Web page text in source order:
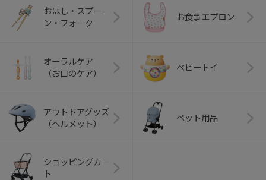
おはし・スプー
ン・フォーク
お食事エプロン
オーラルケア
（お口のケア）
ベビートイ
アウトドアグッズ
（ヘルメット）
ペット用品
ショッピングカー
ト